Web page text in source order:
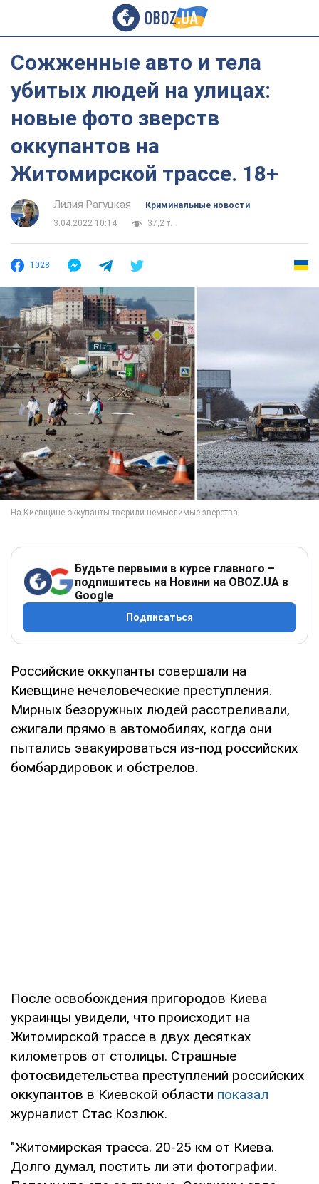
Сожженные авто и тела
убитых людей на улицах:
новые фото зверств
оккупантов на
Житомирской трассе. 18+
Лилия Рагуцкая
Криминальные новости
3.04.2022 10:14
37,2 т.
1028
Будьте первыми в курсе главного –
подпишитесь на Новини на OBOZ.UA в
Google
Подписаться
Российские оккупанты совершали на
Киевщине нечеловеческие преступления.
Мирных безоружных людей расстреливали,
сжигали прямо в автомобилях, когда они
пытались эвакуироваться из-под российских
бомбардировок и обстрелов.
После освобождения пригородов Киева
украинцы увидели, что происходит на
Житомирской трассе в двух десятках
километров от столицы. Страшные
фотосвидетельства преступлений российских
оккупантов в Киевской области показал
журналист Стас Козлюк.
"Житомирская трасса. 20-25 км от Киева.
Долго думал, постить ли эти фотографии.